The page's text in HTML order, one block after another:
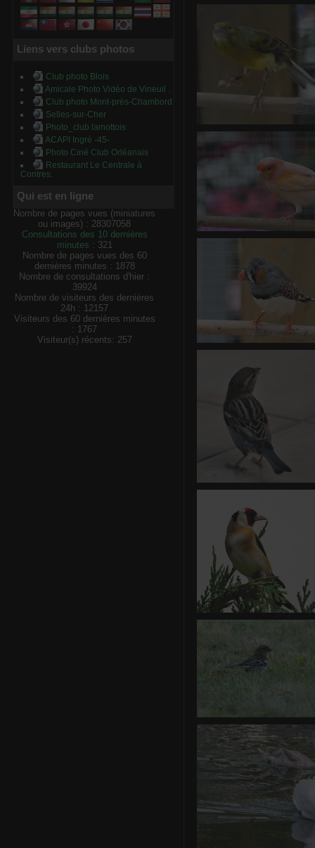
Liens vers clubs photos
Club photo Blois
Amicale Photo Vidéo de Vineuil .
Club photo Mont-près-Chambord
Selles-sur-Cher
Photo_club lamottois
ACAPI Ingré -45-
Photo Ciné Club Orléanais
Restaurant Le Centrale à
Contres.
Qui est en ligne
Nombre de pages vues (miniatures
ou images) : 28307058
Consultations des 10 dernières
minutes : 321
Nombre de pages vues des 60
dernières minutes : 1878
Nombre de consultations d'hier :
39924
Nombre de visiteurs des dernières
24h : 12157
Visiteurs des 60 dernières minutes
: 1767
Visiteur(s) récents: 257
Ce Oiseau a besoin d'un
vue 1593
Ce Oiseau a besoin d'un
avez une idée?
0 commentaire-vue 1604
4.18
Ce Oiseau a besoin d'un
dessous,
0 commentaire
Ce Oiseau a besoin d'un
en commentaire ci-
0 commentaire
Score 4.18
Ce Oiseau a besoin d'un
en commentaire ci-
merci!
0 commentaire
Ce Oiseau a besoin d'un
merci!
0 commentaire-
Ce Oiseau a besoin d'un
avez une idée?
commentaire ci-
0 commentaire
vue